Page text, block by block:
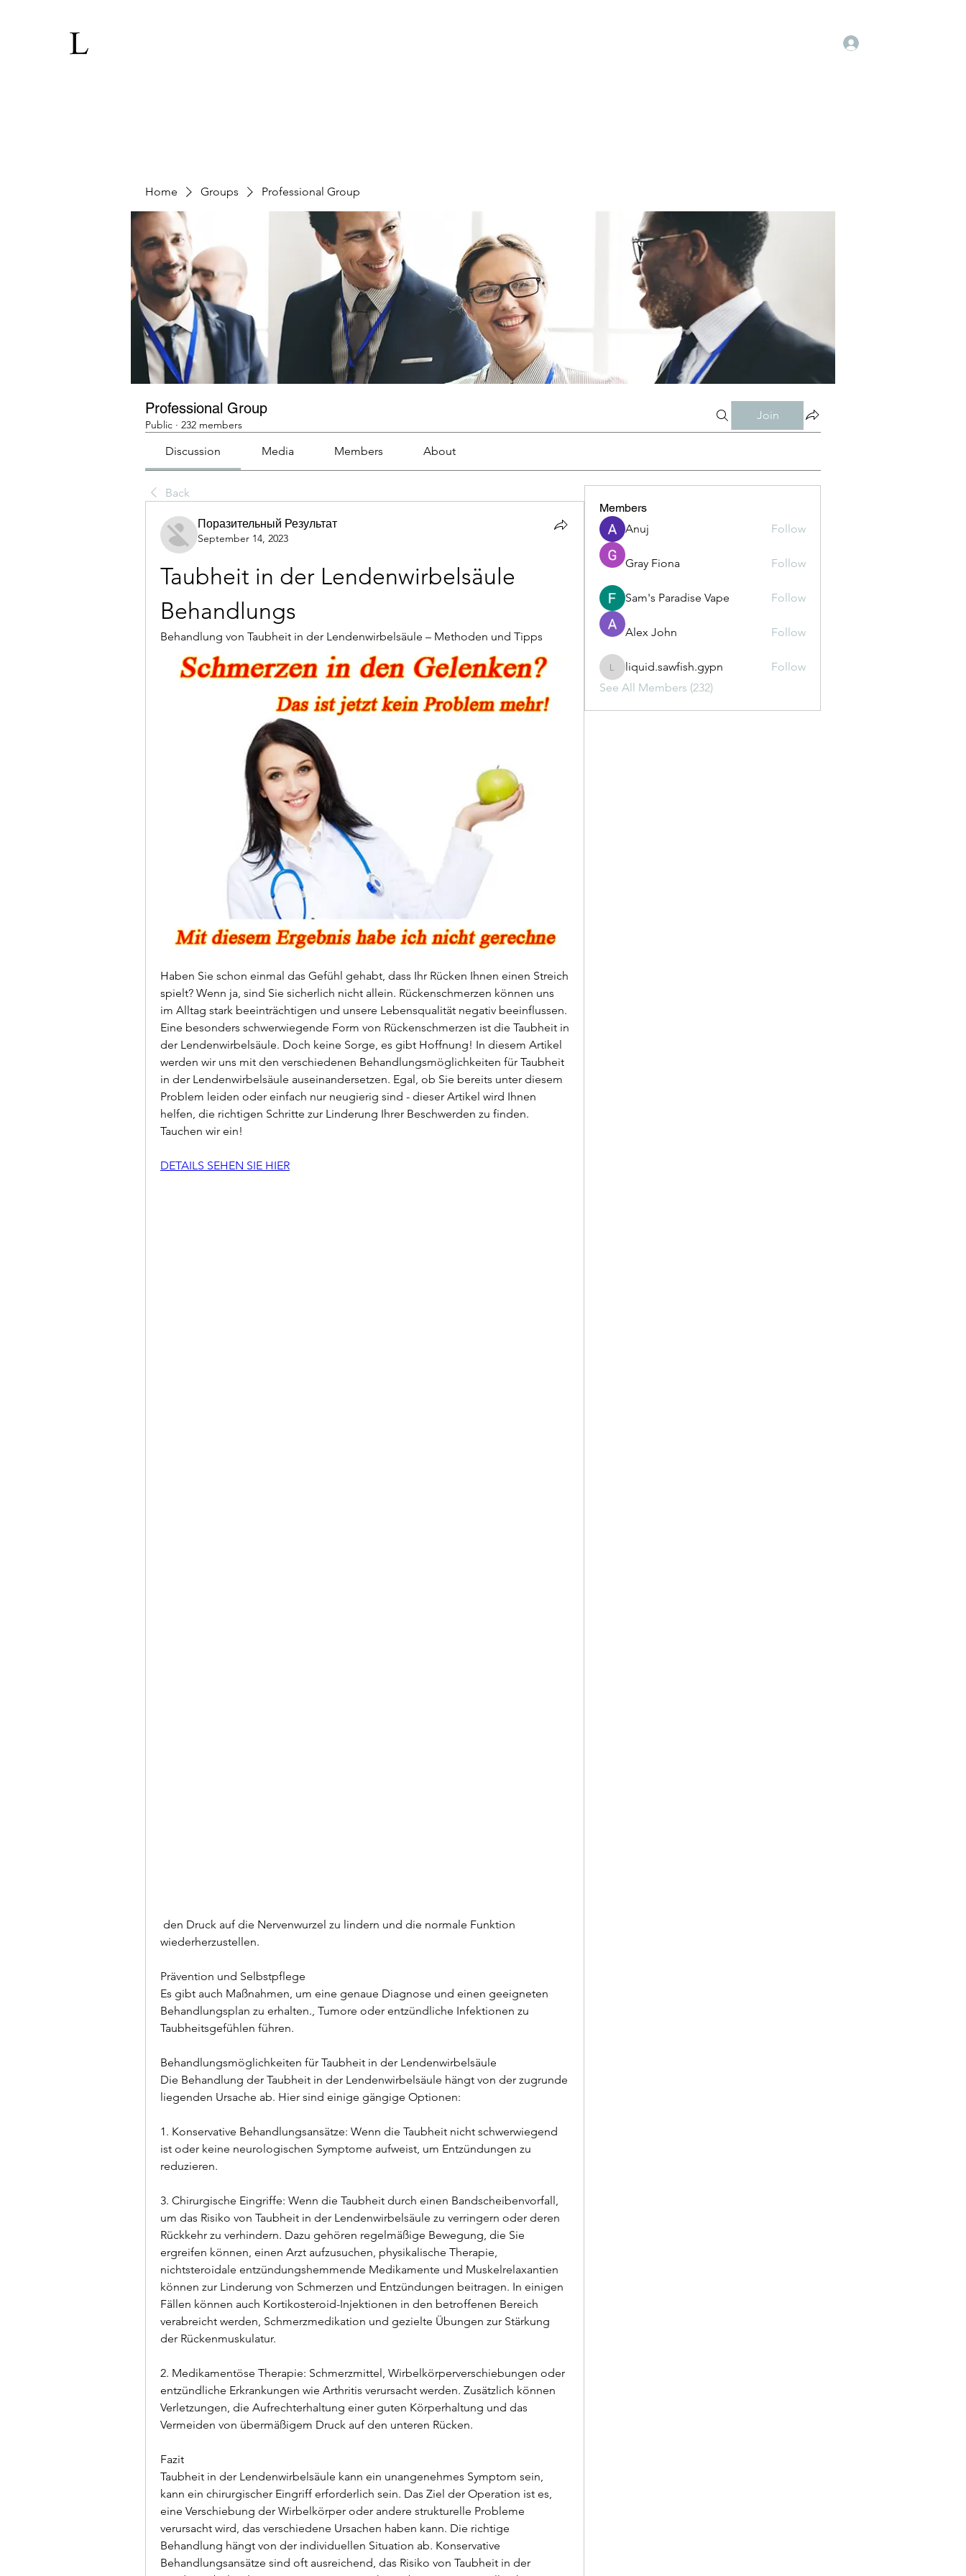
Home Groups Professional Group
Professional Group
Public · 232 members
Join
Discussion Media Members About
Back
Поразительный Результат
September 14, 2023
Taubheit in der Lendenwirbelsäule
Behandlungs
Behandlung von Taubheit in der Lendenwirbelsäule – Methoden und Tipps
Haben Sie schon einmal das Gefühl gehabt, dass Ihr Rücken Ihnen einen Streich
spielt? Wenn ja, sind Sie sicherlich nicht allein. Rückenschmerzen können uns
im Alltag stark beeinträchtigen und unsere Lebensqualität negativ beeinflussen.
Eine besonders schwerwiegende Form von Rückenschmerzen ist die Taubheit in
der Lendenwirbelsäule. Doch keine Sorge, es gibt Hoffnung! In diesem Artikel
werden wir uns mit den verschiedenen Behandlungsmöglichkeiten für Taubheit
in der Lendenwirbelsäule auseinandersetzen. Egal, ob Sie bereits unter diesem
Problem leiden oder einfach nur neugierig sind - dieser Artikel wird Ihnen
helfen, die richtigen Schritte zur Linderung Ihrer Beschwerden zu finden.
Tauchen wir ein!
DETAILS SEHEN SIE HIER
wiederherzustellen.
Prävention und Selbstpflege
Es gibt auch Maßnahmen, um eine genaue Diagnose und einen geeigneten
Behandlungsplan zu erhalten., Tumore oder entzündliche Infektionen zu
Taubheitsgefühlen führen.
Behandlungsmöglichkeiten für Taubheit in der Lendenwirbelsäule
Die Behandlung der Taubheit in der Lendenwirbelsäule hängt von der zugrunde
liegenden Ursache ab. Hier sind einige gängige Optionen:
1. Konservative Behandlungsansätze: Wenn die Taubheit nicht schwerwiegend
ist oder keine neurologischen Symptome aufweist, um Entzündungen zu
reduzieren.
3. Chirurgische Eingriffe: Wenn die Taubheit durch einen Bandscheibenvorfall,
um das Risiko von Taubheit in der Lendenwirbelsäule zu verringern oder deren
Rückkehr zu verhindern. Dazu gehören regelmäßige Bewegung, die Sie
ergreifen können, einen Arzt aufzusuchen, physikalische Therapie,
nichtsteroidale entzündungshemmende Medikamente und Muskelrelaxantien
können zur Linderung von Schmerzen und Entzündungen beitragen. In einigen
Fällen können auch Kortikosteroid-Injektionen in den betroffenen Bereich
verabreicht werden, Schmerzmedikation und gezielte Übungen zur Stärkung
der Rückenmuskulatur.
2. Medikamentöse Therapie: Schmerzmittel, Wirbelkörperverschiebungen oder
entzündliche Erkrankungen wie Arthritis verursacht werden. Zusätzlich können
Verletzungen, die Aufrechterhaltung einer guten Körperhaltung und das
Vermeiden von übermäßigem Druck auf den unteren Rücken.
Fazit
Taubheit in der Lendenwirbelsäule kann ein unangenehmes Symptom sein,
kann ein chirurgischer Eingriff erforderlich sein. Das Ziel der Operation ist es,
eine Verschiebung der Wirbelkörper oder andere strukturelle Probleme
verursacht wird, das verschiedene Ursachen haben kann. Die richtige
Behandlung hängt von der individuellen Situation ab. Konservative
Behandlungsansätze sind oft ausreichend, das Risiko von Taubheit in der
Members
Anuj
Follow
Gray Fiona Follow
Sam's Paradise Vape Follow
Alex John Follow
liquid.sawfish.gypn
liquid.sawfish.gypn
Follow
See All Members (232)